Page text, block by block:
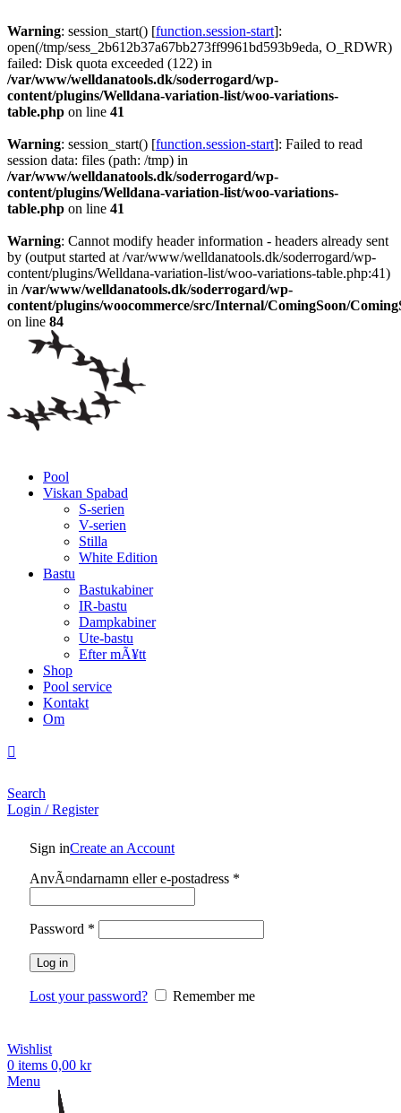
Warning: session_start() [function.session-start]:
open(/tmp/sess_2b612b37a67bb273ff9961bd593b9eda, O_RDWR)
failed: Disk quota exceeded (122) in
/var/www/welldanatools.dk/soderrogard/wp-
content/plugins/Welldana-variation-list/woo-variations-
table.php on line 41
Warning: session_start() [function.session-start]: Failed to read
session data: files (path: /tmp) in
/var/www/welldanatools.dk/soderrogard/wp-
content/plugins/Welldana-variation-list/woo-variations-
table.php on line 41
Warning: Cannot modify header information - headers already sent
by (output started at /var/www/welldanatools.dk/soderrogard/wp-
content/plugins/Welldana-variation-list/woo-variations-table.php:41)
in /var/www/welldanatools.dk/soderrogard/wp-
content/plugins/woocommerce/src/Internal/ComingSoon/
on line 84
Pool
Viskan Spabad
S-serien
V-serien
Stilla
White Edition
Bastu
Bastukabiner
IR-bastu
Dampkabiner
Ute-bastu
Efter mÃ¥tt
Shop
Pool service
Kontakt
Om
Search
Login / Register
Sign inCreate an Account
AnvÃ¤ndarnamn eller e-postadress *
Password *
Log in
Lost your password? Remember me
Wishlist
0 items 0,00 kr
Menu